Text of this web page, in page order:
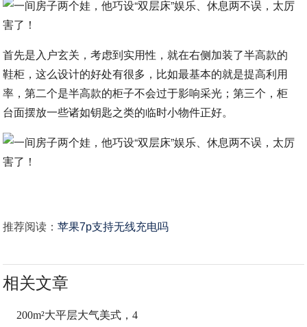
首先是入户玄关，考虑到实用性，就在右侧加装了半高款的
鞋柜，这么设计的好处有很多，比如最基本的就是提高利用
率，第二个是半高款的柜子不会过于影响采光；第三个，柜
台面摆放一些诸如钥匙之类的临时小物件正好。
推荐阅读：苹果7p支持无线充电吗
相关文章
200m²大平层大气美式，4